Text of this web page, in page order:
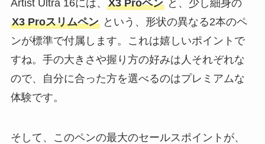
Artist Ultra 16には、 X3 Proペンと、少し細身の
X3 Proスリムペンという、形状の異なる2本のペ
ンが標準で付属します。これは嬉しいポイントで
すね。手の大きさや握り方の好みは人それぞれな
ので、自分に合った方を選べるのはプレミアムな
体験です。
そして、このペンの最大のセールスポイントが、